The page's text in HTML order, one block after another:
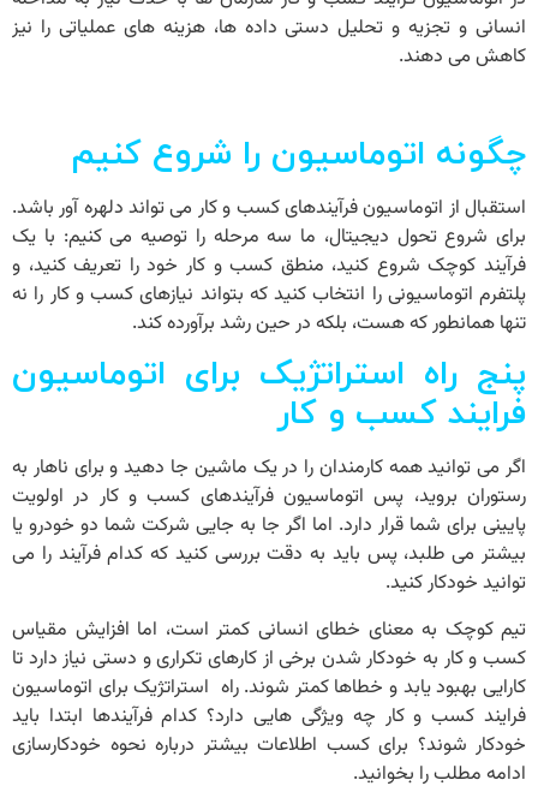
انسانی و تجزیه و تحلیل دستی داده ها، هزینه های عملیاتی را نیز
کاهش می دهند.
چگونه اتوماسیون را شروع کنیم
استقبال از اتوماسیون فرآیندهای کسب و کار می تواند دلهره آور باشد.
برای شروع تحول دیجیتال، ما سه مرحله را توصیه می کنیم: با یک
فرآیند کوچک شروع کنید، منطق کسب و کار خود را تعریف کنید، و
پلتفرم اتوماسیونی را انتخاب کنید که بتواند نیازهای کسب و کار را نه
تنها همانطور که هست، بلکه در حین رشد برآورده کند.
پنج راه استراتژیک برای اتوماسیون
فرایند کسب و کار
اگر می توانید همه کارمندان را در یک ماشین جا دهید و برای ناهار به
رستوران بروید، پس اتوماسیون فرآیندهای کسب و کار در اولویت
پایینی برای شما قرار دارد. اما اگر جا به جایی شرکت شما دو خودرو یا
بیشتر می طلبد، پس باید به دقت بررسی کنید که کدام فرآیند را می
توانید خودکار کنید.
تیم کوچک به معنای خطای انسانی کمتر است، اما افزایش مقیاس
کسب و کار به خودکار شدن برخی از کارهای تکراری و دستی نیاز دارد تا
کارایی بهبود یابد و خطاها کمتر شوند. راه استراتژیک برای اتوماسیون
فرایند کسب و کار چه ویژگی هایی دارد؟ کدام فرآیندها ابتدا باید
خودکار شوند؟ برای کسب اطلاعات بیشتر درباره نحوه خودکارسازی
ادامه مطلب را بخوانید.